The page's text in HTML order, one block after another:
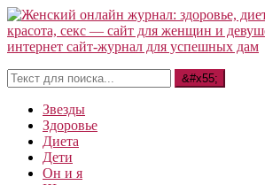
Звезды
Здоровье
Диета
Дети
Он и я